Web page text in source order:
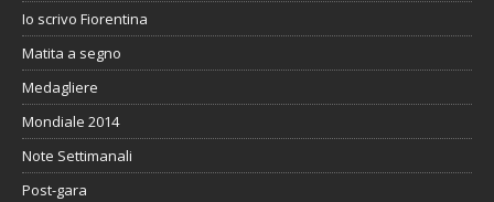
Io scrivo Fiorentina
Matita a segno
Medagliere
Mondiale 2014
Note Settimanali
Post-gara